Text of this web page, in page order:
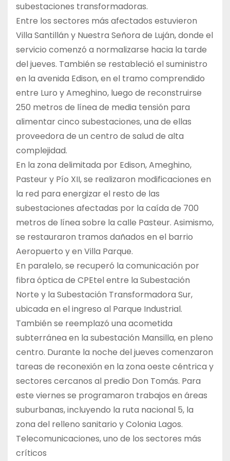
subestaciones transformadoras.
Entre los sectores más afectados estuvieron
Villa Santillán y Nuestra Señora de Luján, donde el
servicio comenzó a normalizarse hacia la tarde
del jueves. También se restableció el suministro
en la avenida Edison, en el tramo comprendido
entre Luro y Ameghino, luego de reconstruirse
250 metros de línea de media tensión para
alimentar cinco subestaciones, una de ellas
proveedora de un centro de salud de alta
complejidad.
En la zona delimitada por Edison, Ameghino,
Pasteur y Pío XII, se realizaron modificaciones en
la red para energizar el resto de las
subestaciones afectadas por la caída de 700
metros de línea sobre la calle Pasteur. Asimismo,
se restauraron tramos dañados en el barrio
Aeropuerto y en Villa Parque.
En paralelo, se recuperó la comunicación por
fibra óptica de CPEtel entre la Subestación
Norte y la Subestación Transformadora Sur,
ubicada en el ingreso al Parque Industrial.
También se reemplazó una acometida
subterránea en la subestación Mansilla, en pleno
centro. Durante la noche del jueves comenzaron
tareas de reconexión en la zona oeste céntrica y
sectores cercanos al predio Don Tomás. Para
este viernes se programaron trabajos en áreas
suburbanas, incluyendo la ruta nacional 5, la
zona del relleno sanitario y Colonia Lagos.
Telecomunicaciones, uno de los sectores más
críticos